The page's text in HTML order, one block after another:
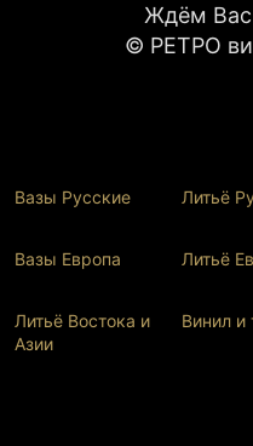
Ждём Вас
© РЕТРО
Вазы Русские Литьё
Вазы Европа Литьё
Литьё Востока и
Азии
Винил и